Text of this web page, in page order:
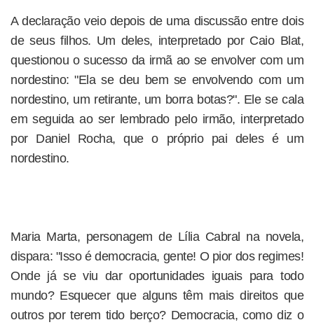
A declaração veio depois de uma discussão entre dois
de seus filhos. Um deles, interpretado por Caio Blat,
questionou o sucesso da irmã ao se envolver com um
nordestino: "Ela se deu bem se envolvendo com um
nordestino, um retirante, um borra botas?". Ele se cala
em seguida ao ser lembrado pelo irmão, interpretado
por Daniel Rocha, que o próprio pai deles é um
nordestino.
Maria Marta, personagem de Lília Cabral na novela,
dispara: "Isso é democracia, gente! O pior dos regimes!
Onde já se viu dar oportunidades iguais para todo
mundo? Esquecer que alguns têm mais direitos que
outros por terem tido berço? Democracia, como diz o